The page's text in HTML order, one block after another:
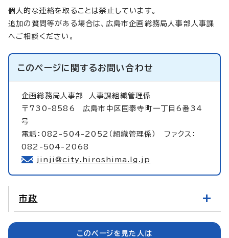
個人的な連絡を取ることは禁止しています。
追加の質問等がある場合は、広島市企画総務局人事部人事課
へご相談ください。
このページに関するお問い合わせ
企画総務局人事部
人事課組織管理係
〒730-8586 広島市中区国泰寺町一丁目6番34
号
電話：082-504-2052（組織管理係） ファクス：
082-504-2068
jinji@city.hiroshima.lg.jp
市政
このページを見た人は